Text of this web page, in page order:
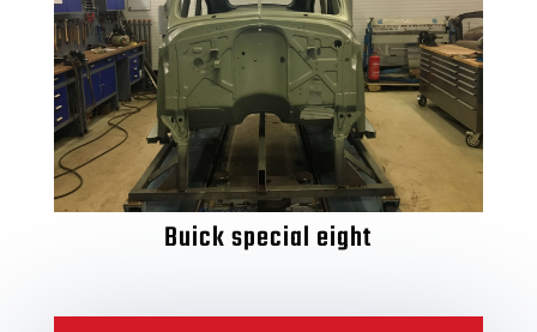
Buick special eight